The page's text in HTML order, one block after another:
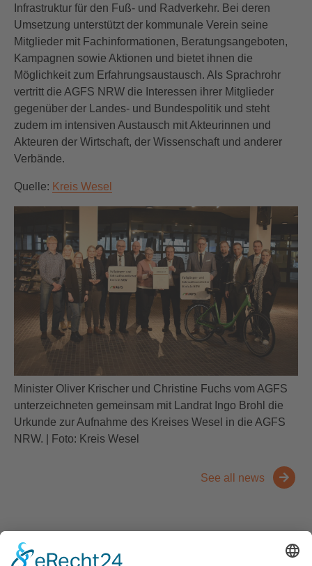
Infrastruktur für den Fuß- und Radverkehr. Bei deren
Umsetzung unterstützt der kommunale Verein seine
Mitglieder mit Fachinformationen, Beratungsangeboten,
Kampagnen sowie Aktionen und bietet ihnen die
Möglichkeit zum Erfahrungsaustausch. Als Sprachrohr
vertritt die AGFS NRW die Interessen ihrer Mitglieder
gegenüber der Landes- und Bundespolitik und steht
zudem im intensiven Austausch mit Akteurinnen und
Akteuren der Wirtschaft, der Wissenschaft und anderer
Verbände.
Quelle: Kreis Wesel
Minister Oliver Krischer und Christine Fuchs vom AGFS
unterzeichneten gemeinsam mit Landrat Ingo Brohl die
Urkunde zur Aufnahme des Kreises Wesel in die AGFS
NRW. | Foto: Kreis Wesel
See all news